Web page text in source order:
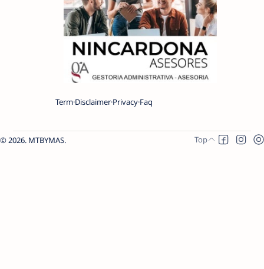
Term Disclaimer Privacy Faq
2026. MTBYMAS.